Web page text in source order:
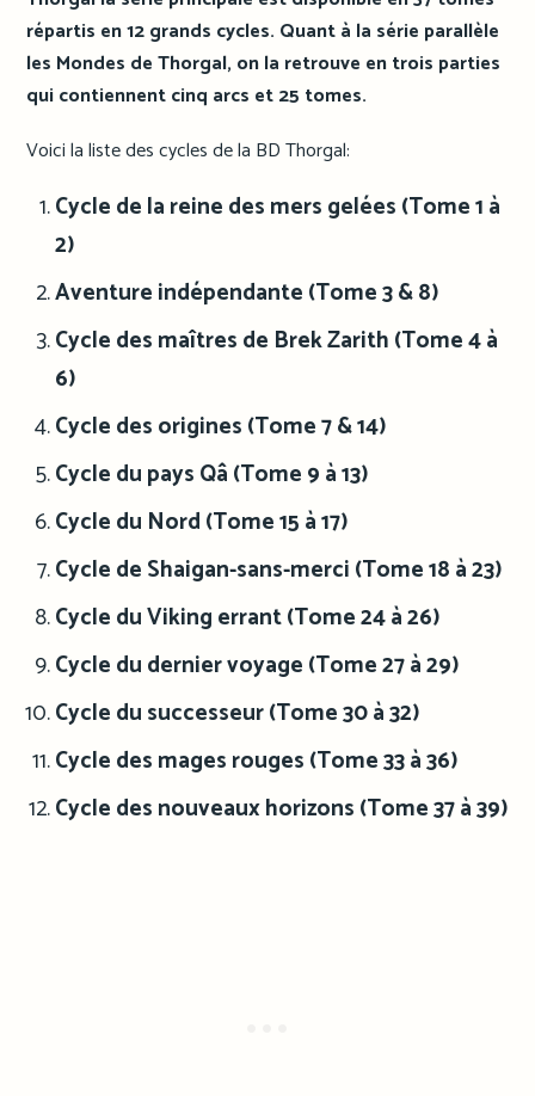
répartis en 12 grands cycles. Quant à la série parallèle
les Mondes de Thorgal, on la retrouve en trois parties
qui contiennent cinq arcs et 25 tomes.
Voici la liste des cycles de la BD Thorgal:
Cycle de la reine des mers gelées (Tome 1 à
2)
Aventure indépendante (Tome 3 & 8)
Cycle des maîtres de Brek Zarith (Tome 4 à
6)
Cycle des origines (Tome 7 & 14)
Cycle du pays Qâ (Tome 9 à 13)
Cycle du Nord (Tome 15 à 17)
Cycle de Shaigan-sans-merci (Tome 18 à 23)
Cycle du Viking errant (Tome 24 à 26)
Cycle du dernier voyage (Tome 27 à 29)
Cycle du successeur (Tome 30 à 32)
Cycle des mages rouges (Tome 33 à 36)
Cycle des nouveaux horizons (Tome 37 à 39)